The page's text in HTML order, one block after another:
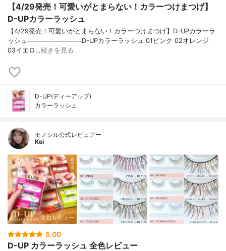
【4/29発売！可愛いがとまらない！カラーつけまつげ】
D-UPカラーラッシュ
【4/29発売！可愛いがとまらない！カラーつけまつげ】D-UPカラーラ
ッシュ────────────D-UPカラーラッシュ 01ピンク 02オレンジ
03イエロ…続きを見る
D-UP(ディーアップ)
カラーラッシュ
モノシル公式レビュアー
Kei
5.00
D-UP カラーラッシュ 全色レビュー